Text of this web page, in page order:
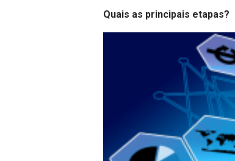
Quais as principais etapas?